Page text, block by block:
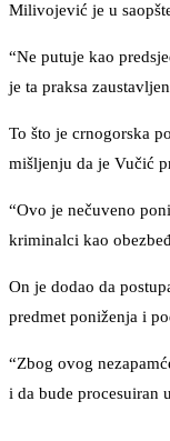
Milivojević je u
“Ne putuje kao
je ta praksa
To što je crnogorska
mišljenju da je Vučić
“Ovo je nečuveno
kriminalci kao
On je dodao da
predmet poniženja i
“Zbog ovog
i da bude procesuiran